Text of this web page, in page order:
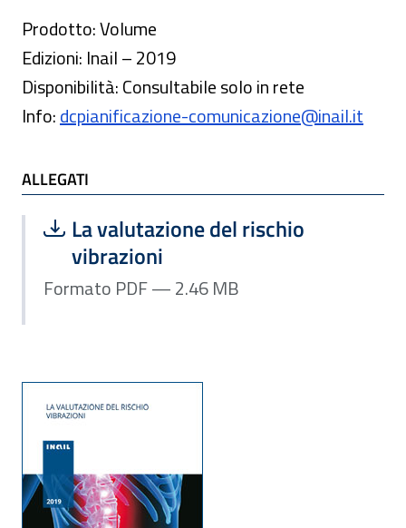
Prodotto: Volume
Edizioni: Inail – 2019
Disponibilità: Consultabile solo in rete
Info:dcpianificazione-comunicazione@inail.it
ALLEGATI
Scarica file:
La valutazione del rischio
vibrazioni
Formato PDF — Dimensione 2.46 MB
Formato PDF — 2.46 MB